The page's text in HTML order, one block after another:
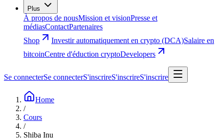
Plus
À propos de nousMission et visionPresse et
médiasContactPartenaires
Shop
Investir automatiquement en crypto (DCA)Salaire en
bitcoinCentre d'éduction cryptoDevelopers
Se connecterSe connecterS'inscrireS'inscrireS'inscrire
Home
/
Cours
/
Shiba Inu